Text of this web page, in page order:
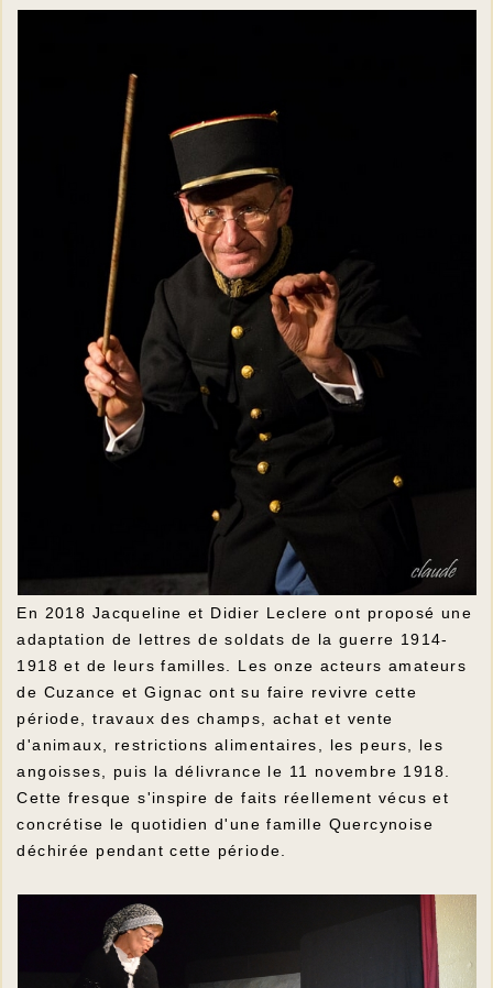
En 2018 Jacqueline et Didier Leclere ont proposé une
adaptation de lettres de soldats de la guerre 1914-
1918 et de leurs familles. Les onze acteurs amateurs
de Cuzance et Gignac ont su faire revivre cette
période, travaux des champs, achat et vente
d'animaux, restrictions alimentaires, les peurs, les
angoisses, puis la délivrance le 11 novembre 1918.
Cette fresque s'inspire de faits réellement vécus et
concrétise le quotidien d'une famille Quercynoise
déchirée pendant cette période.